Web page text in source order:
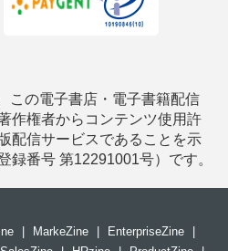
この電子書店・電子書籍配信
作権者からコンテンツ使用許
配信サービスであることを示
録番号 第12291001号）です。
| MarkeZine | EnterpriseZine
|